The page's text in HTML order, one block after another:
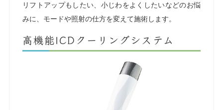
リフトアップもしたい、小じわをよくしたいなどのお悩
みに、モードや照射の仕方を変えて施術します。
高機能ICDクーリングシステム